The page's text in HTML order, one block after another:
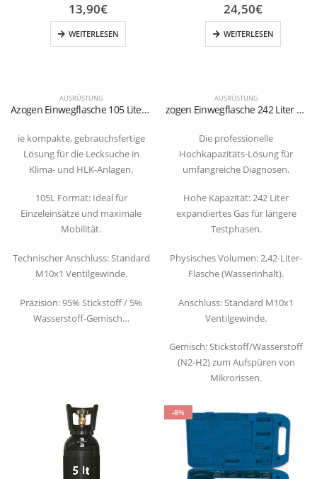
AUSRÜSTUNG
Azogen Einwegflasche 105 Liter (Stickstoff/Wasserstoff) – Anschluss M10x1
ie kompakte, gebrauchsfertige
Lösung für die Lecksuche in
Klima- und HLK-Anlagen.
105L Format: Ideal für
Einzeleinsätze und maximale
Mobilitàt.
Technischer Anschluss: Standard
M10x1 Ventilgewinde.
Präzision: 95% Stickstoff / 5%
Wasserstoff-Gemisch…
13,90€
WEITERLESEN
AUSRÜSTUNG
zogen Einwegflasche 242 Liter Gas (2,42L Flaschenvolumen) – Anschluss M10x1
Die professionelle
Hochkapazitäts-Lösung für
umfangreiche Diagnosen.
Hohe Kapazität: 242 Liter
expandiertes Gas für längere
Testphasen.
Physisches Volumen: 2,42-Liter-
Flasche (Wasserinhalt).
Anschluss: Standard M10x1
Ventilgewinde.
Gemisch: Stickstoff/Wasserstoff
(N2-H2) zum Aufspüren von
Mikrorissen.
24,50€
WEITERLESEN
-8%